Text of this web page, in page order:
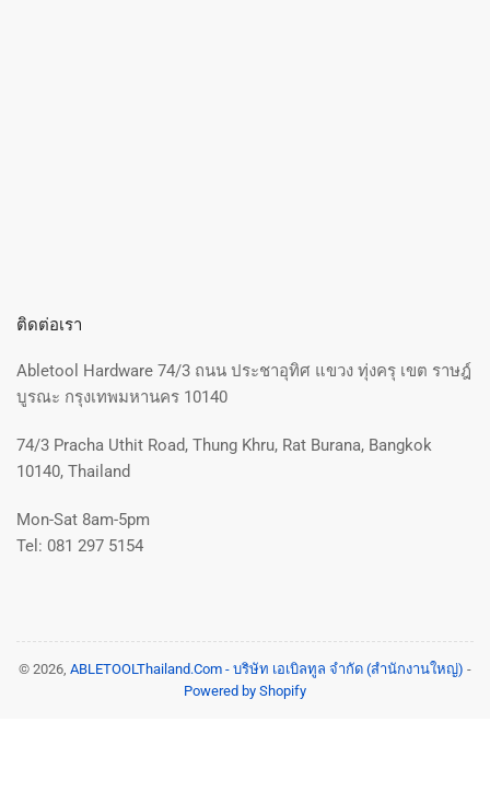
ติดต่อเรา
Abletool Hardware 74/3 ถนน ประชาอุทิศ แขวง ทุ่งครุ เขต ราษฎ์
บูรณะ กรุงเทพมหานคร 10140
74/3 Pracha Uthit Road, Thung Khru, Rat Burana, Bangkok
10140, Thailand
Mon-Sat 8am-5pm
Tel: 081 297 5154
© 2026, ABLETOOLThailand.Com - บริษัท เอเบิลทูล จำกัด (สำนักงานใหญ่) -
Powered by Shopify